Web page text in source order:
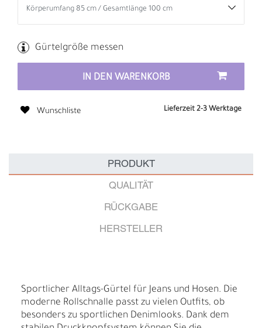
Gürtelgröße messen
IN DEN WARENKORB
Wunschliste Lieferzeit 2-3 Werktage
PRODUKT
QUALITÄT
RÜCKGABE
HERSTELLER
Sportlicher Alltags-Gürtel für Jeans und Hosen. Die
moderne Rollschnalle passt zu vielen Outfits, ob
besonders zu sportlichen Denimlooks. Dank dem